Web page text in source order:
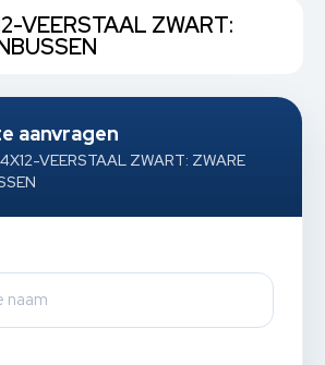
VEERSTAAL ZWART:
aanvragen
VEERSTAAL ZWART: ZWARE